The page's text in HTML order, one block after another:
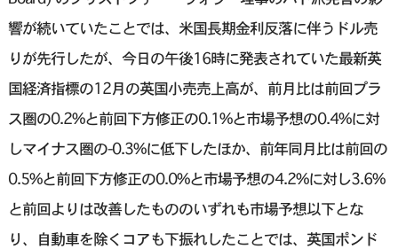
響が続いていたことでは、米国長期金利反落に伴うドル売
りが先行したが、今日の午後16時に発表されていた最新英
国経済指標の12月の英国小売売上高が、前月比は前回プラ
ス圏の0.2%と前回下方修正の0.1%と市場予想の0.4%に対
しマイナス圏の-0.3%に低下したほか、前年同月比は前回の
0.5%と前回下方修正の0.0%と市場予想の4.2%に対し3.6%
と前回よりは改善したもののいずれも市場予想以下とな
り、自動車を除くコアも下振れしたことでは、英国ポンド